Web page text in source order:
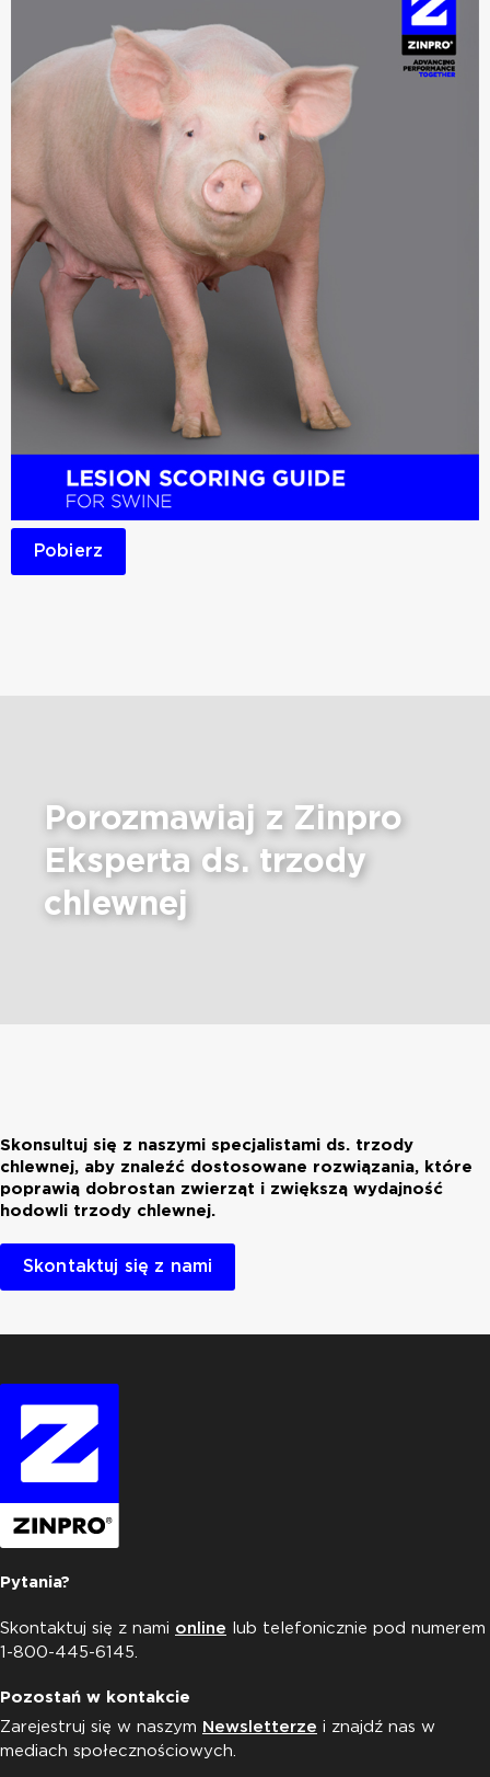
Pobierz
Porozmawiaj z Zinpro
Eksperta ds. trzody
chlewnej
Skonsultuj się z naszymi specjalistami ds. trzody
chlewnej, aby znaleźć dostosowane rozwiązania, które
poprawią dobrostan zwierząt i zwiększą wydajność
hodowli trzody chlewnej.
Skontaktuj się z nami
Pytania?
Skontaktuj się z nami online lub telefonicznie pod numerem
1-800-445-6145.
Pozostań w kontakcie
Zarejestruj się w naszym Newsletterze i znajdź nas w
mediach społecznościowych.